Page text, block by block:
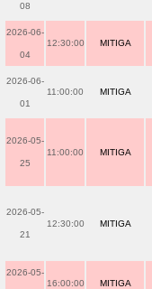
08
2026-06-
04
12:30:00 MITIGA
2026-06-
01
11:00:00 MITIGA
2026-05-
25
11:00:00 MITIGA
2026-05-
21
12:30:00 MITIGA
2026-05-
16:00:00 MITIGA